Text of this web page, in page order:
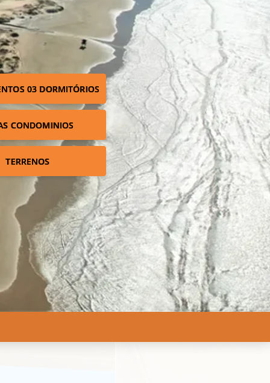
03 DORMITÓRIOS
CONDOMINIOS
TERRENOS